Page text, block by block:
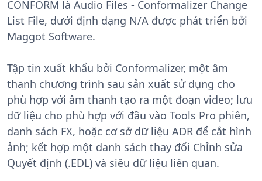
CONFORM là Audio Files - Conformalizer Change
List File, dưới định dạng N/A được phát triển bởi
Maggot Software.
Tập tin xuất khẩu bởi Conformalizer, một âm
thanh chương trình sau sản xuất sử dụng cho
phù hợp với âm thanh tạo ra một đoạn video; lưu
dữ liệu cho phù hợp với đầu vào Tools Pro phiên,
danh sách FX, hoặc cơ sở dữ liệu ADR để cắt hình
ảnh; kết hợp một danh sách thay đổi Chỉnh sửa
Quyết định (.EDL) và siêu dữ liệu liên quan.